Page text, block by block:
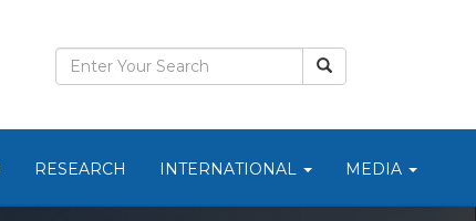
RESEARCH INTERNATIONAL MEDIA